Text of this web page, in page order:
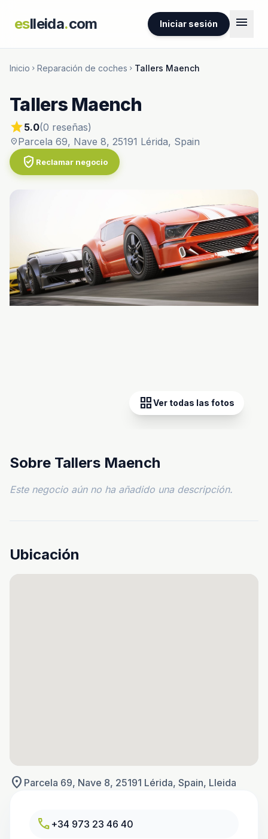
eslleida.com Iniciar sesión menu
Inicio chevron_right Reparación de coches chevron_right Tallers Maench
Tallers Maench
star5.0(0 reseñas)
location_onParcela 69, Nave 8, 25191 Lérida, Spain
verified_user Reclamar negocio
grid_viewVer todas las fotos
Sobre Tallers Maench
Este negocio aún no ha añadido una descripción.
Ubicación
location_on Parcela 69, Nave 8, 25191 Lérida, Spain, Lleida
call +34 973 23 46 40